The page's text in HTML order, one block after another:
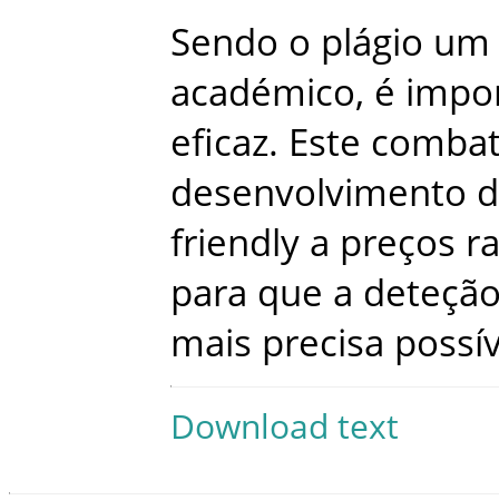
Sendo o plágio um
académico, é
eficaz. Este
desenvolvimento
friendly a preços
para que a
mais precisa
Download text